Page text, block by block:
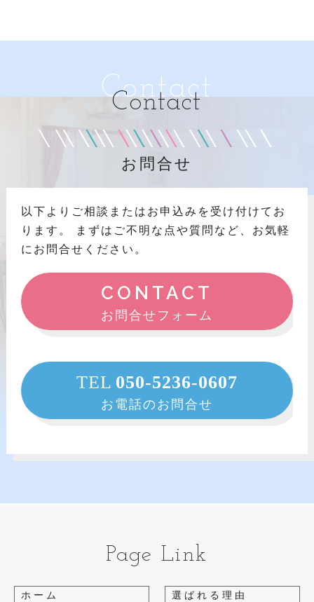
Contact
Contact
お問合せ
以下よりご相談またはお申込みを受け付けてお
ります。
まずはご不明な点や質問など、お気軽
にお問合せください。
CONTACT
お問合せフォーム
TEL 050-5236-0607
お電話のお問合せ
Page Link
ホーム 選ばれる理由